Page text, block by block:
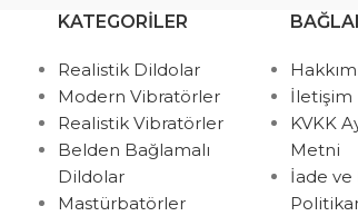
KATEGORILER
Realistik Dildolar
Modern Vibratörler
Realistik Vibratörler
Belden Bağlamalı
Dildolar
Mastürbatörler
İletişim
KVKK
Metni
İade